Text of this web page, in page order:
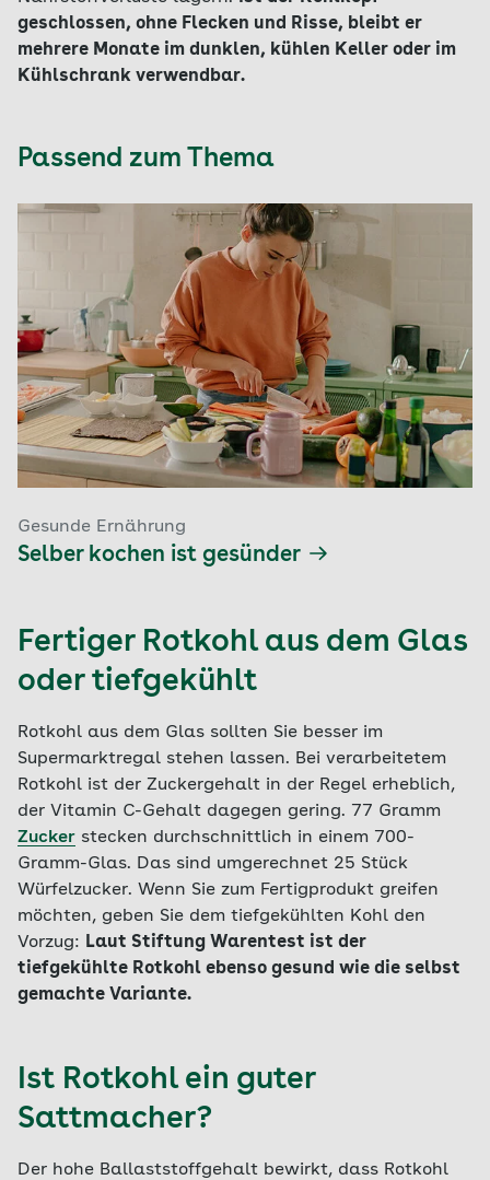
geschlossen, ohne Flecken und Risse, bleibt er
mehrere Monate im dunklen, kühlen Keller oder im
Kühlschrank verwendbar.
Passend zum Thema
Gesunde Ernährung
Selber kochen ist gesünder
Fertiger Rotkohl aus dem Glas
oder tiefgekühlt
Rotkohl aus dem Glas sollten Sie besser im
Supermarktregal stehen lassen. Bei verarbeitetem
Rotkohl ist der Zuckergehalt in der Regel erheblich,
der Vitamin C-Gehalt dagegen gering. 77 Gramm
Zucker stecken durchschnittlich in einem 700-
Gramm-Glas. Das sind umgerechnet 25 Stück
Würfelzucker. Wenn Sie zum Fertigprodukt greifen
möchten, geben Sie dem tiefgekühlten Kohl den
Vorzug: Laut Stiftung Warentest ist der
tiefgekühlte Rotkohl ebenso gesund wie die selbst
gemachte Variante.
Ist Rotkohl ein guter
Sattmacher?
Der hohe Ballaststoffgehalt bewirkt, dass Rotkohl